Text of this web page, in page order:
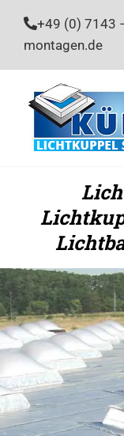
Inhalt
springen
+49 (0) 7143
montagen.de